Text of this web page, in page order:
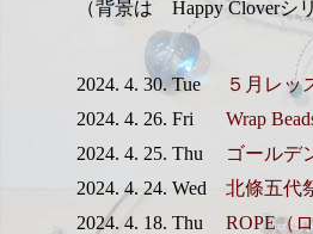
（背景は Happy Cloverシ
2024. 4. 30. Tue
５月レッ
2024. 4. 26. Fri
Wrap
2024. 4. 25. Thu
ゴールデ
2024. 4. 24. Wed
北條五代
2024. 4. 18. Thu
ROPE（